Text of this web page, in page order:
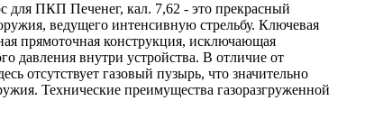
ПКП Печенег, кал. 7,62 - это прекрасный
ведущего интенсивную стрельбу. Ключевая
прямоточная конструкция, исключающая
давления внутри устройства. В отличие от
отсутствует газовый пузырь, что значительно
Технические преимущества газоразгруженной